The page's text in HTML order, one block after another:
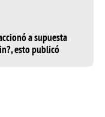
a supuesta
esto publicó